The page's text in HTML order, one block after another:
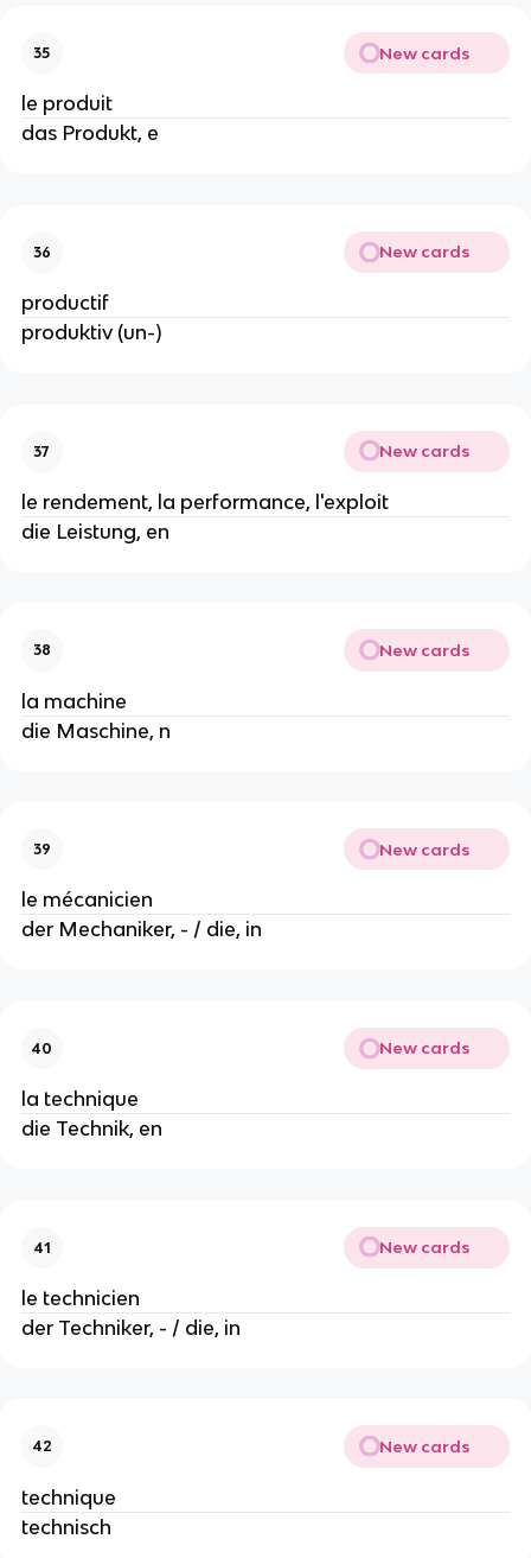
35 New cards
le produit
das Produkt, e
36 New cards
productif
produktiv (un-)
37 New cards
le rendement, la performance, l'exploit
die Leistung, en
38 New cards
la machine
die Maschine, n
39 New cards
le mécanicien
der Mechaniker, - / die, in
40 New cards
la technique
die Technik, en
41 New cards
le technicien
der Techniker, - / die, in
42 New cards
technique
technisch